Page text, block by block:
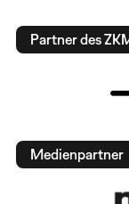
Partner des
Medienpartner